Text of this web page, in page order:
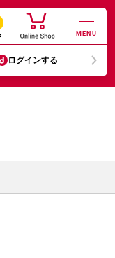
MENU
ログインする